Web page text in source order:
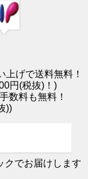
げで送料無料！
円(税抜)！)
数料も無料！
))
クでお届けします